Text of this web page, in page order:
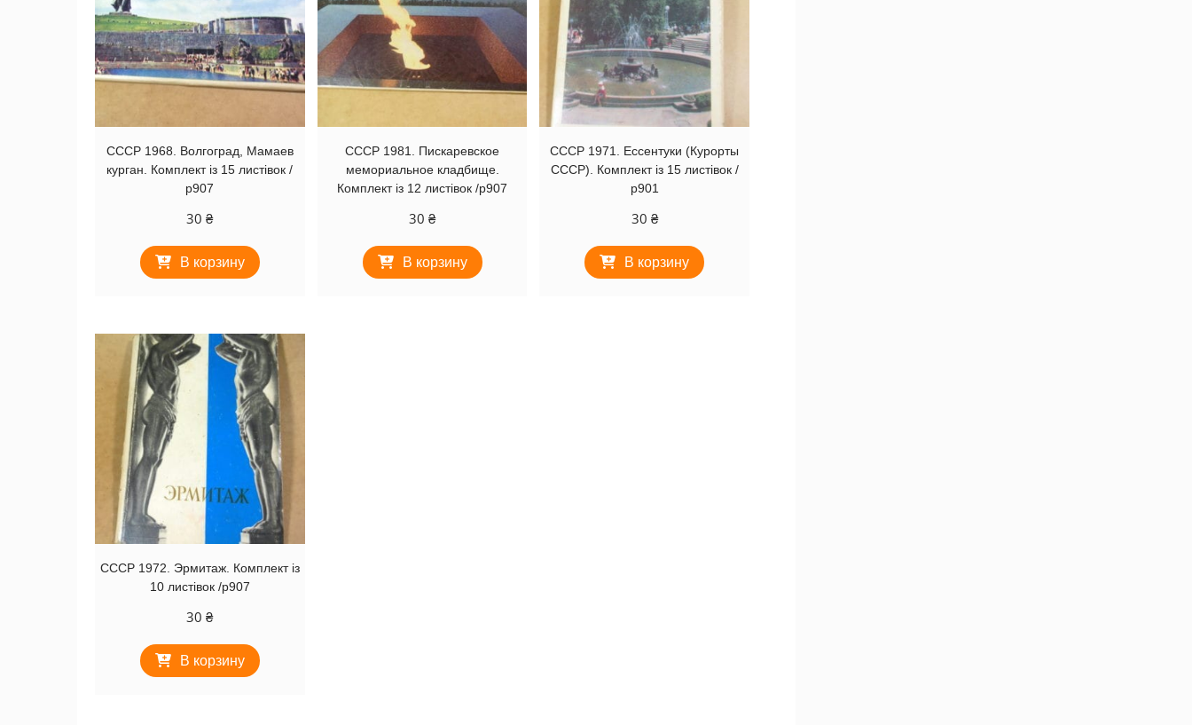
СССР 1968. Волгоград, Мамаев
курган. Комплект із 15 листівок /
р907
30₴
В корзину
СССР 1981. Пискаревское
мемориальное кладбище.
Комплект із 12 листівок /р907
30 ₴
В корзину
СССР 1971. Ессентуки (Курорты
СССР). Комплект із 15 листівок /
р901
30 ₴
В корзину
СССР 1972. Эрмитаж. Комплект із
10 листівок /р907
30₴
В корзину